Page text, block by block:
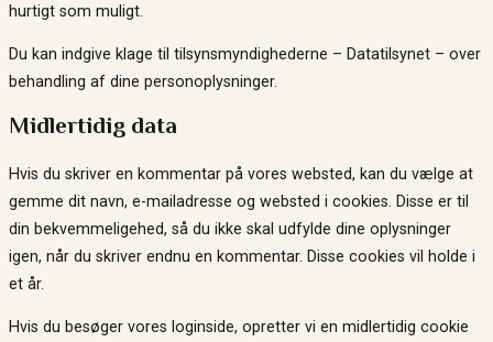
hurtigt som muligt.
Du kan indgive klage til tilsynsmyndighederne – Datatilsynet – over
behandling af dine personoplysninger.
Midlertidig data
Hvis du skriver en kommentar på vores websted, kan du vælge at
gemme dit navn, e-mailadresse og websted i cookies. Disse er til
din bekvemmeligehed, så du ikke skal udfylde dine oplysninger
igen, når du skriver endnu en kommentar. Disse cookies vil holde i
et år.
Hvis du besøger vores loginside, opretter vi en midlertidig cookie